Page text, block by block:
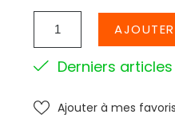
Derniers
Ajouter à mes favoris